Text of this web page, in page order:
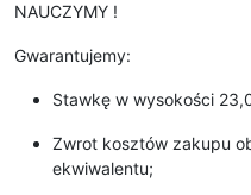
NAUCZYMY !
Gwarantujemy:
Stawkę w wysokości
Zwrot kosztów zakupu
ekwiwalentu;